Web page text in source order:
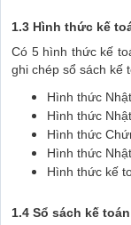
1.3 Hình thức kế
Có 5 hình thức kế
ghi chép sổ sách kế
Hình thức
Hình thức
Hình thức
Hình thức
Hình thức kế
1.4 Sổ sách kế